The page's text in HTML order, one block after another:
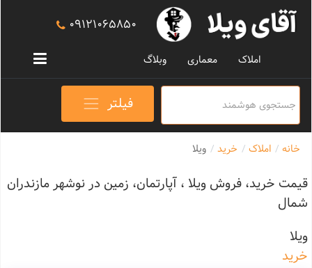
09121065850
املاک معماری وبلاگ
فیلتر
خانه املاک خرید ویلا
قیمت خرید، فروش ویلا ، آپارتمان، زمین در نوشهر مازندران
شمال
ویلا
خرید